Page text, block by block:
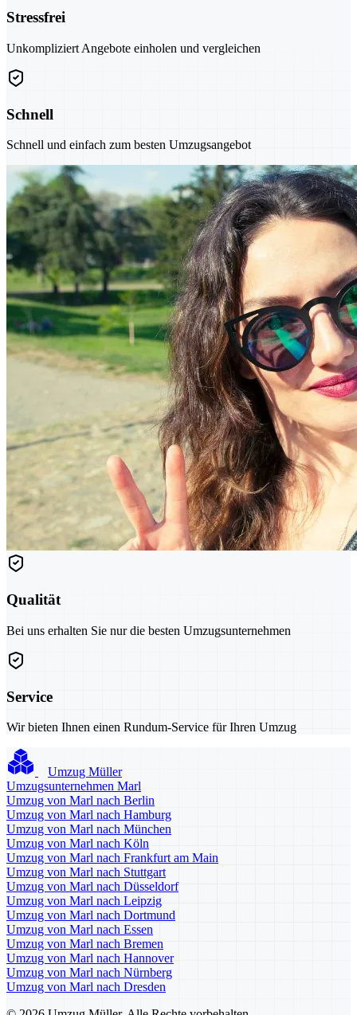
Stressfrei
Unkompliziert Angebote einholen und vergleichen
Schnell
Schnell und einfach zum besten Umzugsangebot
Qualität
Bei uns erhalten Sie nur die besten Umzugsunternehmen
Service
Wir bieten Ihnen einen Rundum-Service für Ihren Umzug
Umzug Müller
Umzugsunternehmen Marl
Umzug von Marl nach Berlin
Umzug von Marl nach Hamburg
Umzug von Marl nach München
Umzug von Marl nach Köln
Umzug von Marl nach Frankfurt am Main
Umzug von Marl nach Stuttgart
Umzug von Marl nach Düsseldorf
Umzug von Marl nach Leipzig
Umzug von Marl nach Dortmund
Umzug von Marl nach Essen
Umzug von Marl nach Bremen
Umzug von Marl nach Hannover
Umzug von Marl nach Nürnberg
Umzug von Marl nach Dresden